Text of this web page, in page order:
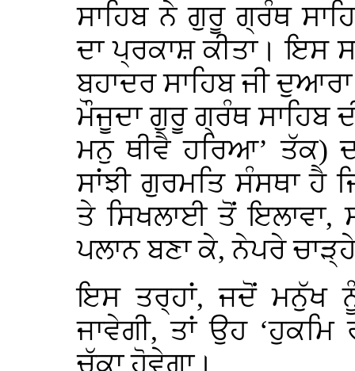
ਸਾਹਿਬ ਨੇ ਗੁਰੂ ਗ੍ਰੰਥ
ਦਾ ਪ੍ਰਕਾਸ਼ ਕੀਤਾ। ਇਸ
ਬਹਾਦਰ ਸਾਹਿਬ ਜੀ
ਮੌਜੂਦਾ ਗੁਰੂ ਗ੍ਰੰਥ ਸਾਹਿਬ
ਮਨੁ ਥੀਵੈ ਹਰਿਆ’ ਤੱਕ)
ਸਾਂਝੀ ਗੁਰਮਤਿ ਸੰਸਥਾ ਹੈ
ਤੇ ਸਿਖਲਾਈ ਤੋਂ ਇਲਾਵਾ,
ਪਲਾਨ ਬਣਾ ਕੇ, ਨੇਪਰੇ
ਇਸ ਤਰ੍ਹਾਂ, ਜਦੋਂ ਮਨੁੱਖ
ਜਾਵੇਗੀ, ਤਾਂ ਉਹ
ਚੁੱਕਾ ਹੋਵੇਗਾ।